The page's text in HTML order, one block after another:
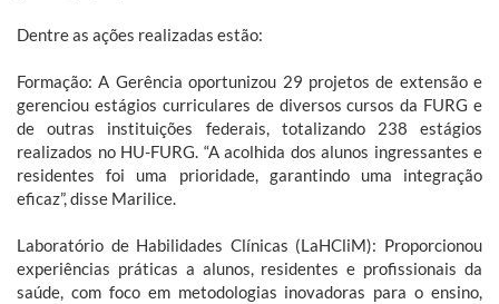
Dentre as ações realizadas estão:
Formação: A Gerência oportunizou 29 projetos de extensão e
gerenciou estágios curriculares de diversos cursos da FURG e
de outras instituições federais, totalizando 238 estágios
realizados no HU-FURG. “A acolhida dos alunos ingressantes e
residentes foi uma prioridade, garantindo uma integração
eficaz”, disse Marilice.
Laboratório de Habilidades Clínicas (LaHCliM): Proporcionou
experiências práticas a alunos, residentes e profissionais da
saúde, com foco em metodologias inovadoras para o ensino,